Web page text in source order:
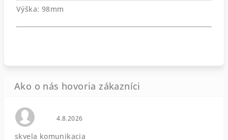
Výška: 98mm
Hodnotenie obchodu je 0 z 5 hviezdičiek.
4.8.2026
skvela komunikacia